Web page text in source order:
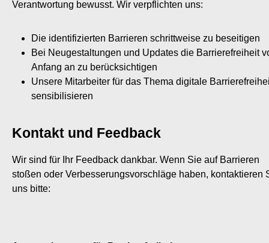
Verantwortung bewusst. Wir verpflichten uns:
Die identifizierten Barrieren schrittweise zu beseitigen
Bei Neugestaltungen und Updates die Barrierefreiheit
Anfang an zu berücksichtigen
Unsere Mitarbeiter für das Thema digitale
sensibilisieren
Kontakt und Feedback
Wir sind für Ihr Feedback dankbar. Wenn Sie auf Barrieren
stoßen oder Verbesserungsvorschläge haben, kontaktieren
uns bitte: